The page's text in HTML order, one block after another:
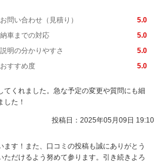
お問い合わせ（見積り）
5.0
納車までの対応
5.0
説明の分かりやすさ
5.0
おすすめ度
5.0
てくれました。急な予定の変更や質問にも細
した！
投稿日：2025年05月09日 19:10
ます！また、口コミの投稿も誠にありがとう
ただけるよう努めて参ります。引き続きよろ